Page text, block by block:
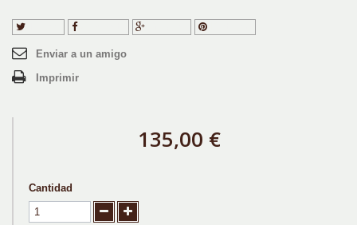
Tuitear Compartir
Enviar a un amigo
Imprimir
135,00 €
Cantidad